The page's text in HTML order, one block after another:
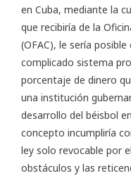
en Cuba, mediante la
que recibiría de la
(OFAC), le sería
complicado sistema
porcentaje de dinero
una institución
desarrollo del béisbol
concepto incumpliría
ley solo revocable por
obstáculos y las